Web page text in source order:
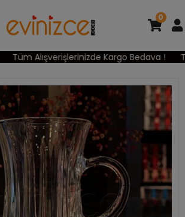
Tüm Alışverişlerinizde Kargo Bedava !
0